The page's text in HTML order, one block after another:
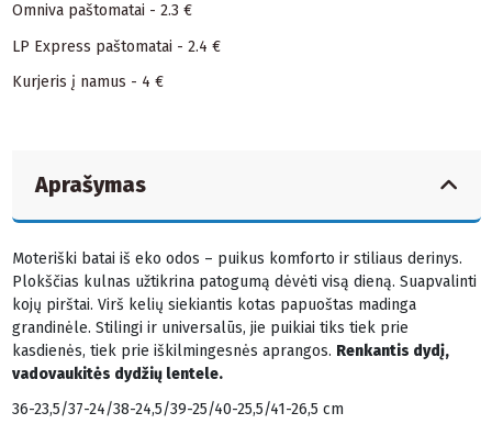
Omniva paštomatai - 2.3 €
LP Express paštomatai - 2.4 €
Kurjeris į namus - 4 €
Aprašymas
Moteriški batai iš eko odos – puikus komforto ir stiliaus derinys.
Plokščias kulnas užtikrina patogumą dėvėti visą dieną. Suapvalinti
kojų pirštai. Virš kelių siekiantis kotas papuoštas madinga
grandinėle. Stilingi ir universalūs, jie puikiai tiks tiek prie
kasdienės, tiek prie iškilmingesnės aprangos. Renkantis dydį,
vadovaukitės dydžių lentele.
36-23,5/37-24/38-24,5/39-25/40-25,5/41-26,5 cm